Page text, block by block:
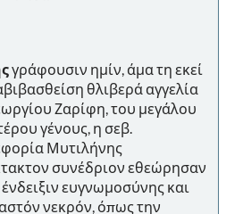
γράφουσιν ημίν, άμα τη εκεί
θλιβερά αγγελία
Ζαρίφη, του μεγάλου
γένους, η σεβ.
Μυτιλήνης
συνέδριον εθεώρησαν
ευγνωμοσύνης και
νεκρόν, όπως την